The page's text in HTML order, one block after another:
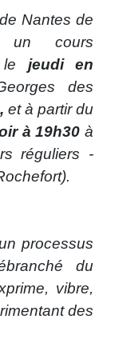
Nantes de
un cours
jeudi en
des
et à partir du
à 19h30 à
réguliers -
processus
du
vibre,
des